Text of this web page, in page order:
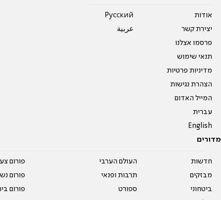
אודות
יצירת קשר
פרסמו אצלנו
תנאי שימוש
מדיניות פרטיות
הצהרת נגישות
המייל האדום
עברית
English
Pусский
عربية
מדורים
חדשות
מבזקים
ביטחוני
העולם הערבי
תרבות ופנאי
ספורט
פורום
פורום
פורום